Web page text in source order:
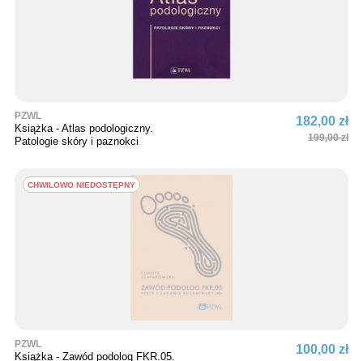
PZWL
Książka - Atlas podologiczny.
Patologie skóry i paznokci
199,00 zł
182,00 zł
CHWILOWO NIEDOSTĘPNY
PZWL
Książka - Zawód podolog FKR.05.
100,00 zł